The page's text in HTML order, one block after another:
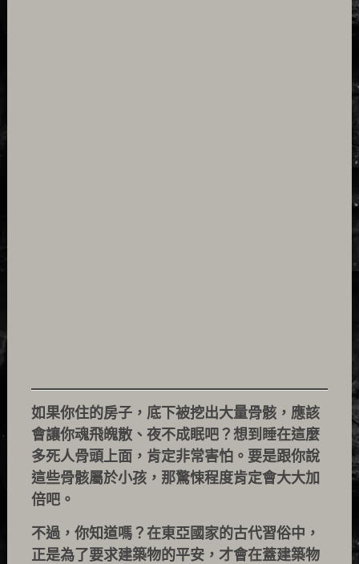
如果你住的房子，底下被挖出大量骨骸，應該
會讓你魂飛魄散、夜不成眠吧？想到睡在這麼
多死人骨頭上面，肯定非常害怕。要是跟你說
這些骨骸屬於小孩，那驚悚程度肯定會大大加
倍吧。
不過，你知道嗎？在東亞國家的古代習俗中，
正是為了要求建築物的平安，才會在蓋建築物